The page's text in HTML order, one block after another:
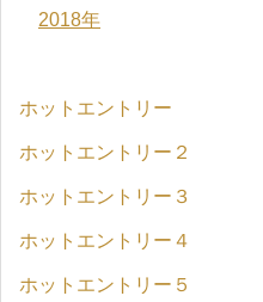
2018年
ホットエントリー
ホットエントリー２
ホットエントリー３
ホットエントリー４
ホットエントリー５